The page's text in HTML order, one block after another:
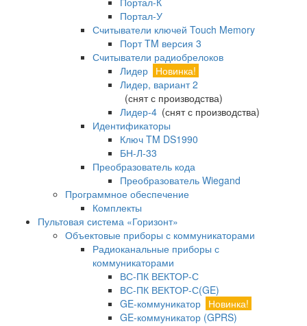
Портал-У
Считыватели ключей Touch Memory
Порт TM версия 3
Считыватели радиобрелоков
Лидер Новинка!
Лидер, вариант 2
(снят с производства)
Лидер-4 (снят с производства)
Идентификаторы
Ключ TM DS1990
БН-Л-33
Преобразователь кода
Преобразователь Wiegand
Программное обеспечение
Комплекты
Пультовая система «Горизонт»
Объектовые приборы с коммуникаторами
Радиоканальные приборы с
коммуникаторами
ВС-ПК ВЕКТОР-С
ВС-ПК ВЕКТОР-С(GE)
GE-коммуникатор Новинка!
GE-коммуникатор (GPRS)